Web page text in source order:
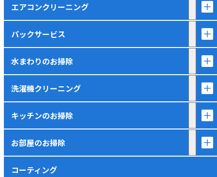
エアコンクリーニング
パックサービス
水まわりのお掃除
洗濯機クリーニング
キッチンのお掃除
お部屋のお掃除
コーティング